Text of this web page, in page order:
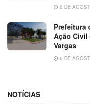
6 DE
Prefeitura
Ação Civil
Vargas
6 DE
NOTÍCIAS